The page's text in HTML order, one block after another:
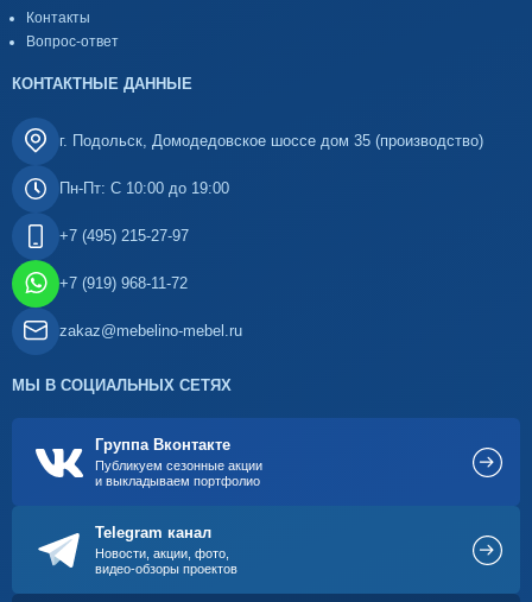
Контакты
Вопрос-ответ
КОНТАКТНЫЕ ДАННЫЕ
г. Подольск, Домодедовское шоссе дом 35 (производство)
Пн-Пт: С 10:00 до 19:00
+7 (495) 215-27-97
+7 (919) 968-11-72
zakaz@mebelino-mebel.ru
МЫ В СОЦИАЛЬНЫХ СЕТЯХ
Группа Вконтакте
Публикуем сезонные акции
и выкладываем портфолио
Telegram канал
Новости, акции, фото,
видео-обзоры проектов